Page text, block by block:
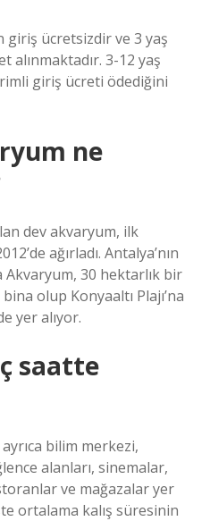
giriş ücretsizdir ve 3 yaş
alınmaktadır. 3-12 yaş
giriş ücreti ödediğini
ne
dev akvaryum, ilk
ağırladı. Antalya’nın
30 hektarlık bir
olup Konyaaltı Plajı’na
yer alıyor.
saatte
bilim merkezi,
alanları, sinemalar,
ve mağazalar yer
ortalama kalış süresinin